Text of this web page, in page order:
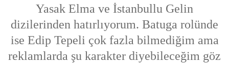
Yasak Elma ve İstanbullu Gelin
dizilerinden hatırlıyorum. Batuga rolünde
ise Edip Tepeli çok fazla bilmediğim ama
reklamlarda şu karakter diyebileceğim göz